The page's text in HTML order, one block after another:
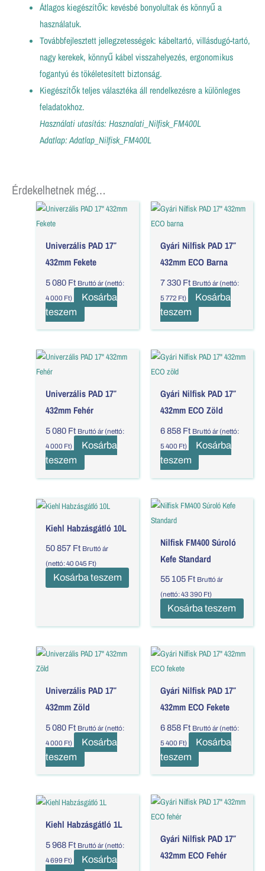
Átlagos kiegészítők: kevésbé bonyolultak és könnyű a
használatuk.
Továbbfejlesztett jellegzetességek: kábeltartó, villásdugó-tartó,
nagy kerekek, könnyű kábel visszahelyezés, ergonomikus
fogantyú és tökéletesített biztonság.
Kiegészítők teljes választéka áll rendelkezésre a különleges
feladatokhoz.
Használati utasítás:Hasznalati_Nilfisk_FM400L
Adatlap:Adatlap_Nilfisk_FM400L
Érdekelhetnek még…
Univerzális PAD 17″
432mm Fekete
5 080 Ft Bruttó ár (nettó:
4 000 Ft)
Kosárba
teszem
Gyári Nilfisk PAD 17″
432mm ECO Barna
7 330 Ft Bruttó ár (nettó:
5 772 Ft)
Kosárba
teszem
Univerzális PAD 17″
432mm Fehér
5 080 Ft Bruttó ár (nettó:
4 000 Ft)
Kosárba
teszem
Gyári Nilfisk PAD 17″
432mm ECO Zöld
6 858 Ft Bruttó ár (nettó:
5 400 Ft)
Kosárba
teszem
Kiehl Habzásgátló 10L
50 857 Ft Bruttó ár
(nettó:40 045 Ft)
Kosárba teszem
Nilfisk FM400 Súroló
Kefe Standard
55 105 Ft Bruttó ár
(nettó:43 390 Ft)
Kosárba teszem
Univerzális PAD 17″
432mm Zöld
5 080 Ft Bruttó ár (nettó:
4 000 Ft)
Kosárba
teszem
Gyári Nilfisk PAD 17″
432mm ECO Fekete
6 858 Ft Bruttó ár (nettó:
5 400 Ft)
Kosárba
teszem
Kiehl Habzásgátló 1L
5 968 Ft Bruttó ár (nettó:
4 699 Ft)
Kosárba
Gyári Nilfisk PAD 17″
432mm ECO Fehér